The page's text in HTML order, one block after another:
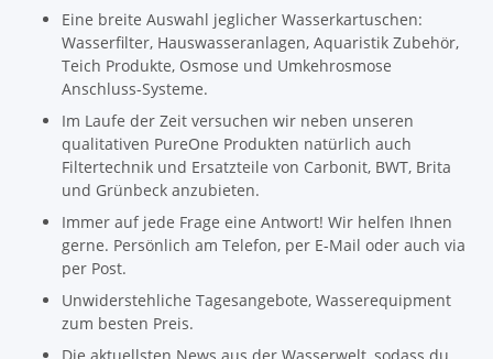
Eine breite Auswahl jeglicher Wasserkartuschen:
Wasserfilter, Hauswasseranlagen, Aquaristik Zubehör,
Teich Produkte, Osmose und Umkehrosmose
Anschluss-Systeme.
Im Laufe der Zeit versuchen wir neben unseren
qualitativen PureOne Produkten natürlich auch
Filtertechnik und Ersatzteile von Carbonit, BWT, Brita
und Grünbeck anzubieten.
Immer auf jede Frage eine Antwort! Wir helfen Ihnen
gerne. Persönlich am Telefon, per E-Mail oder auch via
per Post.
Unwiderstehliche Tagesangebote, Wasserequipment
zum besten Preis.